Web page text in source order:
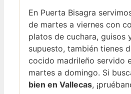
En Puerta Bisagra
de martes a viernes con
platos de cuchara, guisos
supuesto, también tienes
cocido madrileño servido
martes a domingo. Si
bien en Vallecas,